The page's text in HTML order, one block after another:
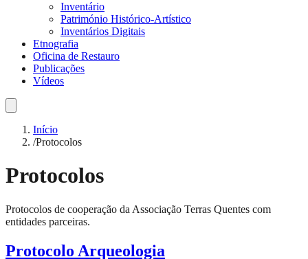
Inventário
Património Histórico-Artístico
Inventários Digitais
Etnografia
Oficina de Restauro
Publicações
Vídeos
Início
/Protocolos
Protocolos
Protocolos de cooperação da Associação Terras Quentes com
entidades parceiras.
Protocolo Arqueologia